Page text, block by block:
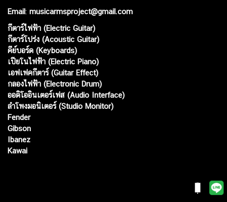
Email: musicarmsproject@gmail.com
กีตาร์ไฟฟ้า (Electric Guitar)
กีตาร์โปร่ง (Acoustic Guitar)
คีย์บอร์ด (Keyboards)
เปียโนไฟฟ้า (Electric Piano)
เอฟเฟคกีตาร์ (Guitar Effect)
กลองไฟฟ้า (Electronic Drum)
ออดิโออินเตอร์เฟส (Audio Interface)
ลำโพงมอนิเตอร์ (Studio Monitor)
Fender
Gibson
Ibanez
Kawai